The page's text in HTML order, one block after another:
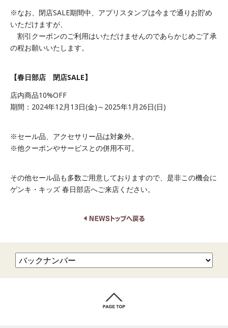
※なお、閉店SALE期間中、アプリスタンプは今まで通りお貯め
いただけますが、
割引クーポンのご利用はいただけませんのであらかじめご了承
の程お願いいたします。
【春日部店 閉店SALE】
店内商品10%OFF
期間：2024年12月13日(金)～2025年1月26日(日)
※セール品、アクセサリー品は対象外。
※他クーポンやサービスとの併用不可。
その他セール品も多数ご用意しておりますので、是非この機会に
ゲンキ・キッズ 春日部店へご来店ください。